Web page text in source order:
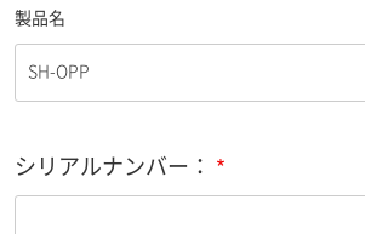
製品名
シリアルナンバー：